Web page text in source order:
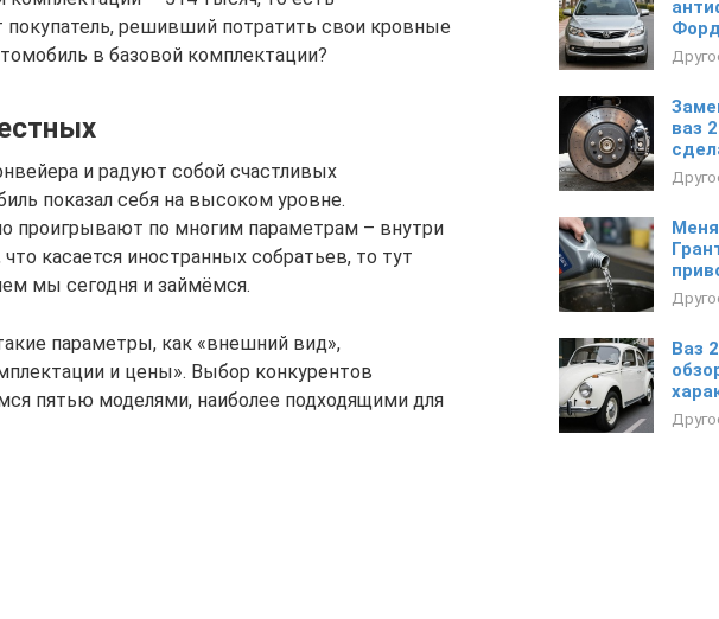
решивший потратить свои кровные
в базовой комплектации?
и радуют собой счастливых
показал себя на высоком уровне.
проигрывают по многим параметрам – внутри
касается иностранных собратьев, то тут
мы сегодня и займёмся.
параметры, как «внешний вид»,
и цены». Выбор конкурентов
пятью моделями, наиболее подходящими для
ваз
Ваз